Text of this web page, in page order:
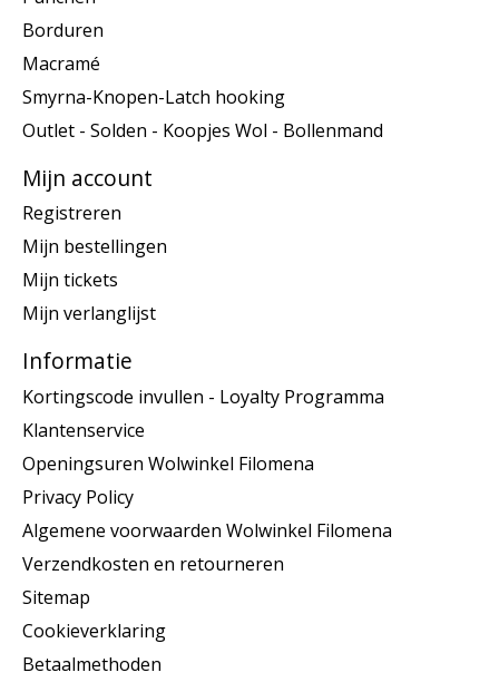
Borduren
Macramé
Smyrna-Knopen-Latch hooking
Outlet - Solden - Koopjes Wol - Bollenmand
Mijn account
Registreren
Mijn bestellingen
Mijn tickets
Mijn verlanglijst
Informatie
Kortingscode invullen - Loyalty Programma
Klantenservice
Openingsuren Wolwinkel Filomena
Privacy Policy
Algemene voorwaarden Wolwinkel Filomena
Verzendkosten en retourneren
Sitemap
Cookieverklaring
Betaalmethoden